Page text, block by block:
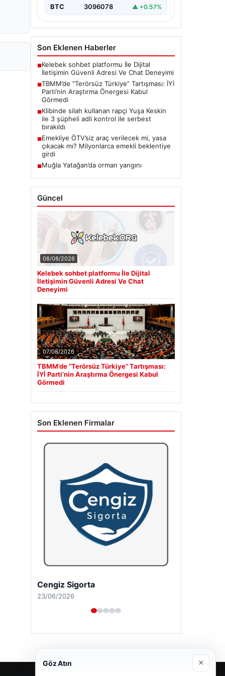
BTC 3096078 ▲ +0.57%
Son Eklenen Haberler
■Kelebek sohbet platformu İle Dijital
İletişimin Güvenli Adresi Ve Chat Deneyimi
■TBMM’de “Terörsüz Türkiye” Tartışması: İYİ
Parti’nin Araştırma Önergesi Kabul
Görmedi
■Klibinde silah kullanan rapçi Yuşa Keskin
ile 3 şüpheli adli kontrol ile serbest
bırakıldı
■Emekliye ÖTV’siz araç verilecek mi, yasa
çıkacak mı? Milyonlarca emekli beklentiye
girdi
■Muğla Yatağan’da orman yangını
Güncel
08/08/2026
Kelebek sohbet platformu İle Dijital
İletişimin Güvenli Adresi Ve Chat
Deneyimi
07/08/2026
TBMM’de “Terörsüz Türkiye” Tartışması:
İYİ Parti’nin Araştırma Önergesi Kabul
Görmedi
Son Eklenen Firmalar
Cengiz Sigorta
23/06/2026
Göz Atın ×